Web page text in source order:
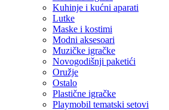
Kuhinje i kućni aparati
Lutke
Maske i kostimi
Modni aksesoari
Muzičke igračke
Novogodišnji paketići
Oružje
Ostalo
Plastične igračke
Playmobil tematski setovi